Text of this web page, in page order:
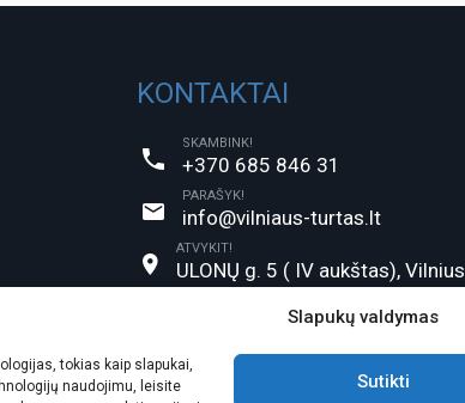
Slapukų valdymas
tokias kaip slapukai,
naudojimu, leisite
Sutikti
KONTAKTAI
SKAMBINK!
+370 685 846 31
PARAŠYK!
info@vilniaus-turtas.lt
ATVYKIT!
ULONŲ g. 5 ( IV aukštas), Vilnius